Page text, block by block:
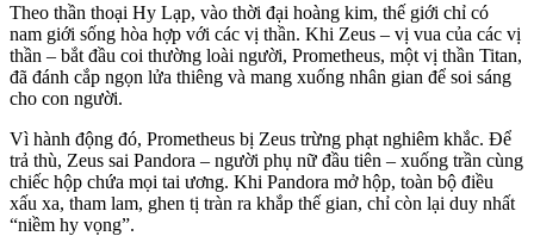
Theo thần thoại Hy Lạp, vào thời đại hoàng kim, thế giới chỉ có
nam giới sống hòa hợp với các vị thần. Khi Zeus – vị vua của các vị
thần – bắt đầu coi thường loài người, Prometheus, một vị thần Titan,
đã đánh cắp ngọn lửa thiêng và mang xuống nhân gian để soi sáng
cho con người.
Vì hành động đó, Prometheus bị Zeus trừng phạt nghiêm khắc. Để
trả thù, Zeus sai Pandora – người phụ nữ đầu tiên – xuống trần cùng
chiếc hộp chứa mọi tai ương. Khi Pandora mở hộp, toàn bộ điều
xấu xa, tham lam, ghen tị tràn ra khắp thế gian, chỉ còn lại duy nhất
“niềm hy vọng”.